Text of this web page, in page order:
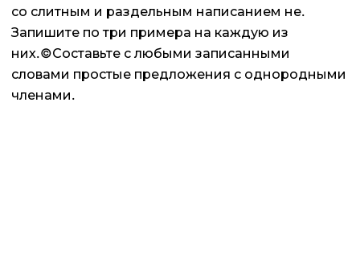
со слитным и раздельным написанием не.
Запишите по три примера на каждую из
них.©Составьте с любыми записанными
словами простые предложения с однородными
членами.